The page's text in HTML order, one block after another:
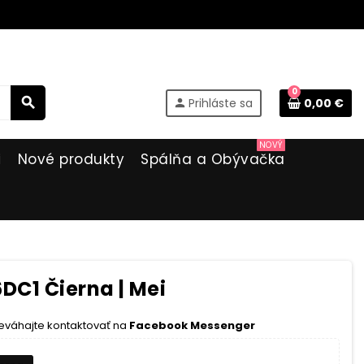
search person Prihláste sa
0
0,00 €
Nové produkty Spálňa a Obývačka
NOVÝ
Čierna | Mei
kontaktovať na Facebook Messenger